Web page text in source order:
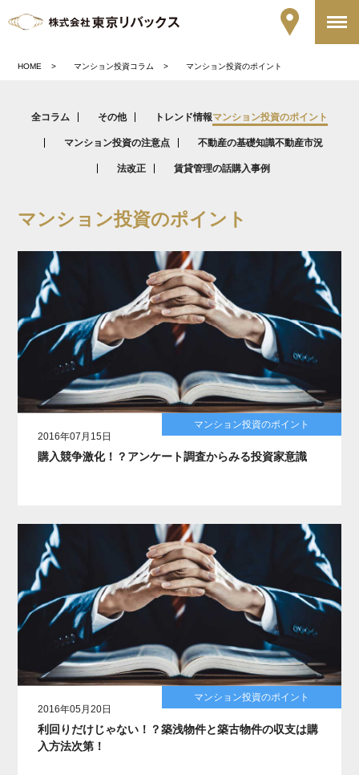
HOME マンション投資コラム マンション投資のポイント
全コラム その他 トレンド情報マンション投資のポイント
マンション投資の注意点 不動産の基礎知識不動産市況
法改正 賃貸管理の話購入事例
マンション投資のポイント
マンション投資のポイント
2016年07月15日
購入競争激化！？アンケート調査からみる投資家意識
マンション投資のポイント
2016年05月20日
利回りだけじゃない！？築浅物件と築古物件の収支は購
入方法次第！